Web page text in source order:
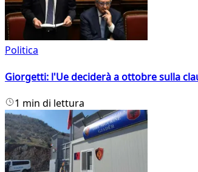
Politica
Giorgetti: l'Ue deciderà a ottobre sulla
1 min di lettura